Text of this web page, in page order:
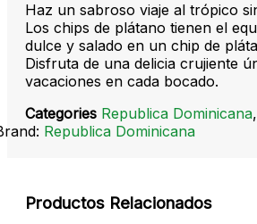
Haz un sabroso viaje al trópico
Los chips de plátano tienen el
dulce y salado en un chip de
Disfruta de una delicia crujiente
vacaciones en cada bocado.
Categories Republica Dominicana,
Republica Dominicana
Productos Relacionados